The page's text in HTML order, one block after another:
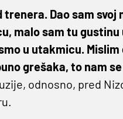
Dao sam
malo sam tu gustinu
u utakmicu. Mislim
grešaka, to nam
odnosno, pred